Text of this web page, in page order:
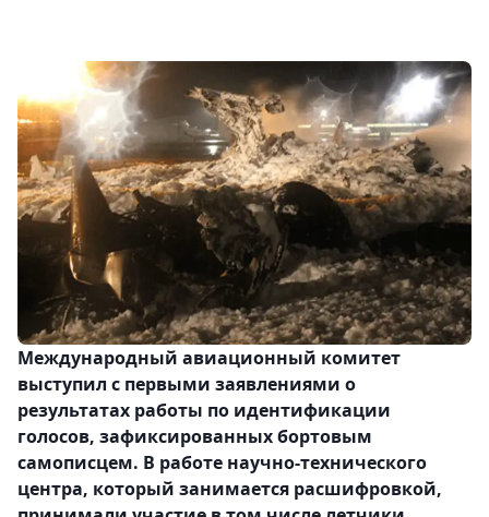
Международный авиационный комитет
выступил с первыми заявлениями о
результатах работы по идентификации
голосов, зафиксированных бортовым
самописцем. В работе научно-технического
центра, который занимается расшифровкой,